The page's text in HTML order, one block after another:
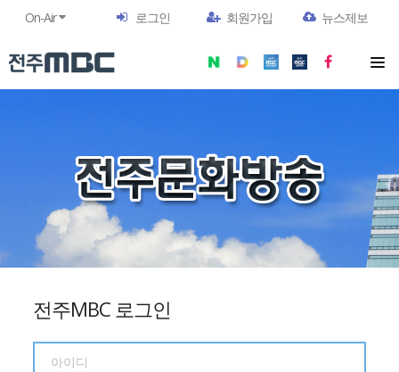
On-Air 로그인 회원가입 뉴스제보
전주MBC 로그인